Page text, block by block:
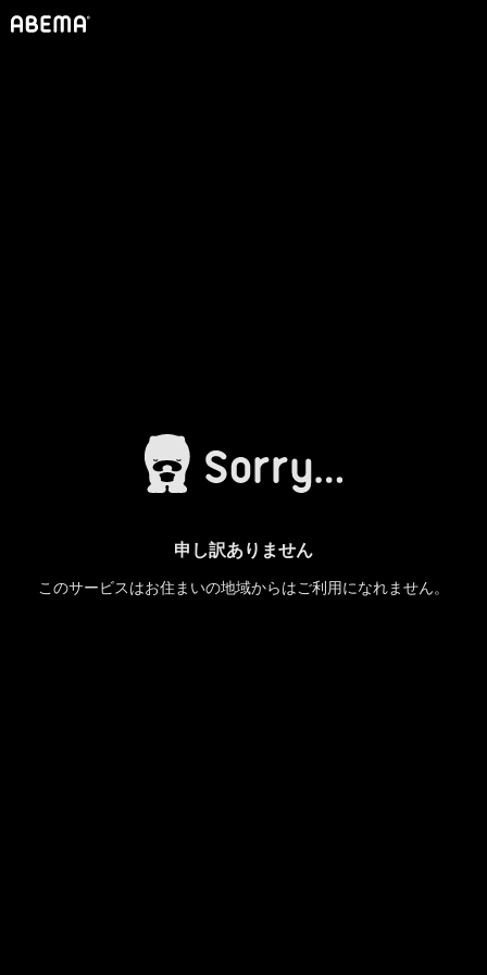
申し訳ありません
このサービスはお住まいの地域からはご利用になれません。